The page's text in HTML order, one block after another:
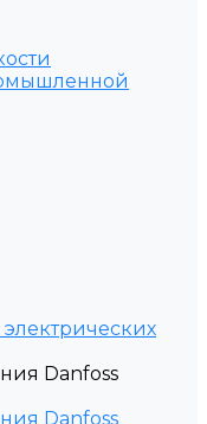
электрических
Danfoss
Danfoss